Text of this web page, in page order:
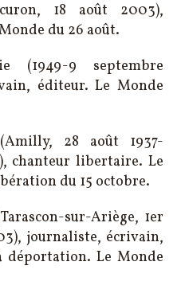
18 août 2003),
du 26 août.
(1949-9 septembre
éditeur. Le Monde
28 août 1937-
chanteur libertaire. Le
du 15 octobre.
sur-Ariège, 1er
journaliste, écrivain,
déportation. Le Monde